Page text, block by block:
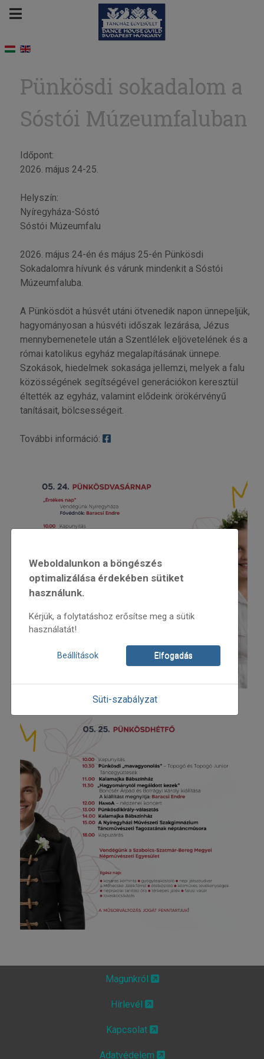
Pünkösdi sokadalom a
Sóstói Múzeumfaluban
Időpont:
2026. május 24-25.
Helyszín:
Nyíregyháza-Sóstó
Sóstói Múzeumfalu
2026. május 24-én és május 25-én Pünkösdi
Sokadalomra hívunk és várunk mindenkit a Sóstói
Múzeumfaluba.
A Pünkösdöt a húsvét utáni ötvenedik napon ünnepeljük,
hagyományosan a húsvéti időszak lezárása, Jézus
mennybemenetele után a Szentlélek eljövetelének és a
római katolikus egyház megalapításának ünnepe.
Szokások, hiedelmek sokasága jellemzi, melyek a falu
közösségének segítségével generációkon keresztül
éltették az egyház, valamint elődeink örökérvényű
tanításait, bölcsességeit.
További információ:
Weboldalunkon a böngészés
optimalizálása érdekében sütiket
használunk.
Kérjük, a folytatáshoz erősítse meg a sütik
használatát!
Beállítások Elfogadás
Süti-szabályzat
Magunkról
Hírlevél
Kapcsolat
Adatvédelem